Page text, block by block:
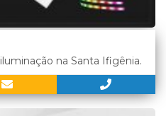
na Santa Ifigênia.